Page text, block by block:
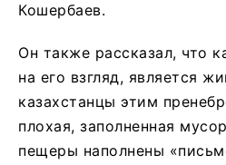
Кошербаев.
Он также рассказал, что
на его взгляд, является
казахстанцы этим
плохая, заполненная
пещеры наполнены